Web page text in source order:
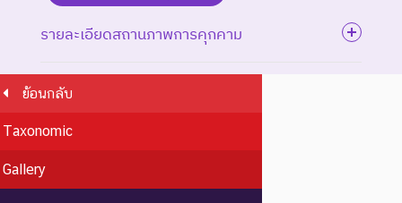
รายละเอียดสถานภาพการคุกคาม
EX : Extinct
ย้อนกลับ
Taxonomic
Gallery